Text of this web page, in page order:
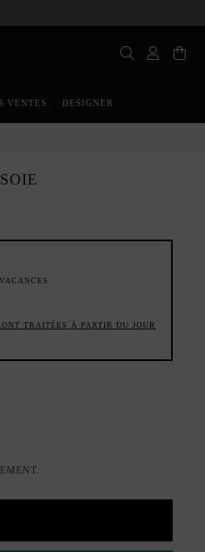
VENTES DESIGNER
TRAITÉES À PARTIR DU JOUR